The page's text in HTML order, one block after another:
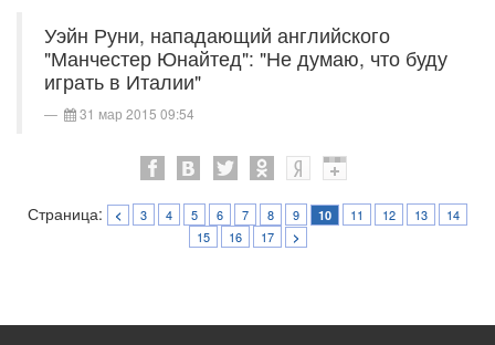
Уэйн Руни, нападающий английского
"Манчестер Юнайтед": "Не думаю, что буду
играть в Италии"
31 мар 2015 09:54
Страница: < 3 4 5 6 7 8 9 10 11 12 13
14
15
16 17 >